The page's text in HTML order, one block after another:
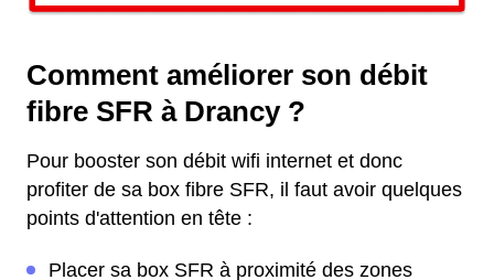
Comment améliorer son débit
fibre SFR à Drancy ?
Pour booster son débit wifi internet et donc
profiter de sa box fibre SFR, il faut avoir quelques
points d'attention en tête :
Placer sa box SFR à proximité des zones